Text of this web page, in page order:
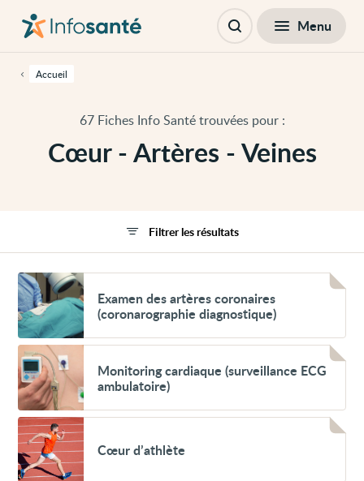
contenu
cette
principaleCœur - Artères - Veines
67 Fiches Info Santé trouvées pour :
Accueil
principale
Ouvrir Menu
Voir
Examen
des
artères
coronaires
(coronarographie
diagnostique)
Examen des artères coronaires
(coronarographie diagnostique)
Voir
Monitoring
cardiaque
(surveillance
ECG
ambulatoire)
Monitoring cardiaque (surveillance ECG
ambulatoire)
Voir
Cœur
d’athlète
Cœur d’athlète
Filtrer les résultats
Filtres Fermer